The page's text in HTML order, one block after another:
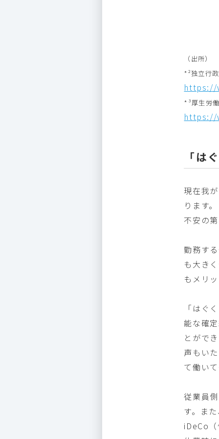
（出所）
*²独立行
https://
*³厚生労
https://
「は
現在我
ります
不安の
勤務す
も大き
もメリ
「はぐ
能な確
とがで
声もい
て働い
従業員
す。ま
iDeCo